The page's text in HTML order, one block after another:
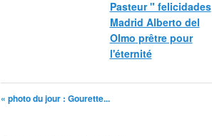
Pasteur " felicidades
Madrid Alberto del
Olmo prêtre pour
l'éternité
« photo du jour : Gourette...